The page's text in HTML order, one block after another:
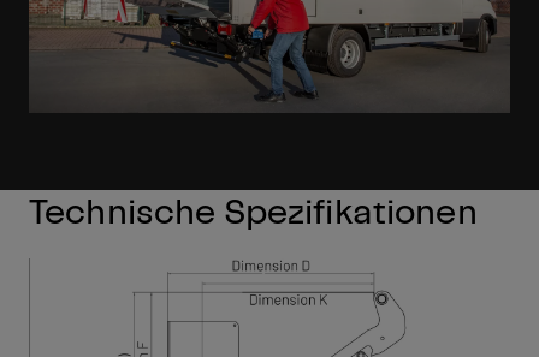
Technische Spezifikationen